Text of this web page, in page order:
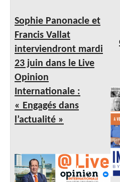
Sophie Panonacle et
Francis Vallat
interviendront mardi
23 juin dans le Live
Opinion
Internationale :
« Engagés dans
l’actualité »